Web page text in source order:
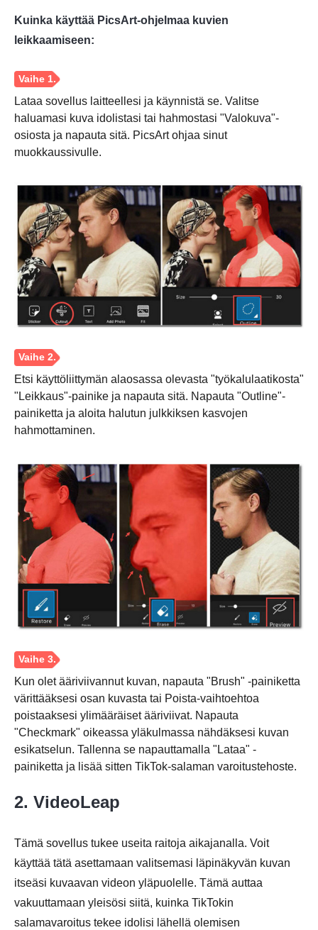
Kuinka käyttää PicsArt-ohjelmaa kuvien
leikkaamiseen:
Vaihe 1.
Lataa sovellus laitteellesi ja käynnistä se. Valitse
haluamasi kuva idolistasi tai hahmostasi "Valokuva"-
osiosta ja napauta sitä. PicsArt ohjaa sinut
muokkaussivulle.
Etsi käyttöliittymän alaosassa olevasta "työkalulaatikosta"
"Leikkaus"-painike ja napauta sitä. Napauta "Outline"-
painiketta ja aloita halutun julkkiksen kasvojen
hahmottaminen.
Kun olet ääriviivannut kuvan, napauta "Brush" -painiketta
värittääksesi osan kuvasta tai Poista-vaihtoehtoa
poistaaksesi ylimääräiset ääriviivat. Napauta
"Checkmark" oikeassa yläkulmassa nähdäksesi kuvan
esikatselun. Tallenna se napauttamalla "Lataa" -
painiketta ja lisää sitten TikTok-salaman varoitustehoste.
2. VideoLeap
Tämä sovellus tukee useita raitoja aikajanalla. Voit
käyttää tätä asettamaan valitsemasi läpinäkyvän kuvan
itseäsi kuvaavan videon yläpuolelle. Tämä auttaa
vakuuttamaan yleisösi siitä, kuinka TikTokin
salamavaroitus tekee idolisi lähellä olemisen